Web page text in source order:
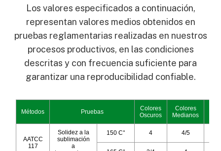
Los valores especificados a continuación,
representan valores medios obtenidos en
pruebas reglamentarias realizadas en nuestros
procesos productivos, en las condiciones
descritas y con frecuencia suficiente para
garantizar una reproducibilidad confiable.